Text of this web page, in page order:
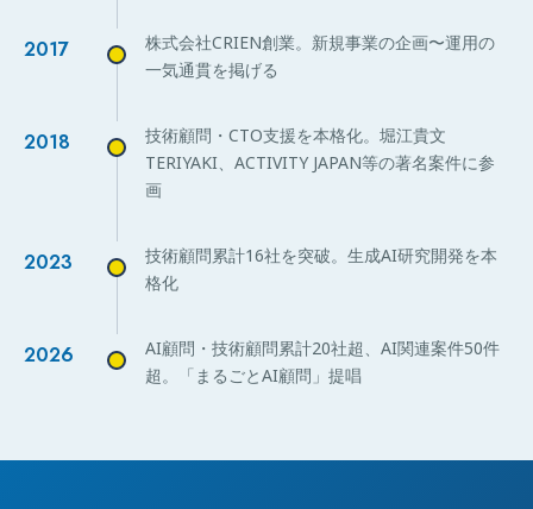
2017 株式会社CRIEN創業。新規事業の企画〜運用の
一気通貫を掲げる
2018 技術顧問・CTO支援を本格化。堀江貴文
TERIYAKI、ACTIVITY JAPAN等の著名案件に参
画
2023 技術顧問累計16社を突破。生成AI研究開発を本
格化
2026 AI顧問・技術顧問累計20社超、AI関連案件50件
超。「まるごとAI顧問」提唱